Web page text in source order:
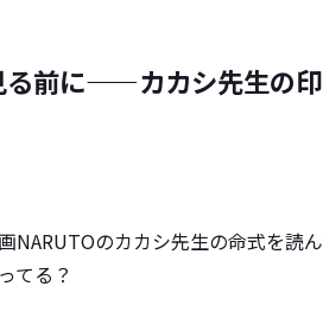
る前に——カカシ先生の
NARUTOのカカシ先生の命式を読
てる？